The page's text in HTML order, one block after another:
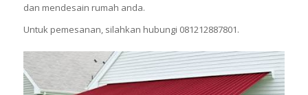
dan mendesain rumah anda.
Untuk pemesanan, silahkan hubungi 081212887801.